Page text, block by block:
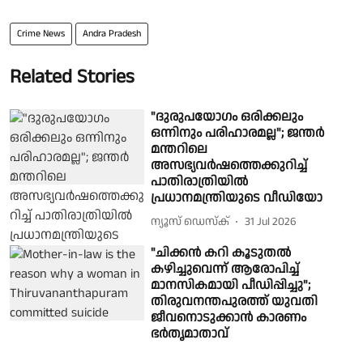
Crime News Andra Pradesh
Related Stories
"ദുരുപയോഗം ഒരിക്കലും
ഒന്നിനും പരിഹാരമല്ല"; ജന്തർ
മന്തറിലെ
അസഭ്യവർഷത്തെക്കുറിച്ച്
പാതിരാത്രിയിൽ
പ്രധാനമന്ത്രിയുടെ വീഡിയോ
ന്യൂസ് ഡെസ്ക് 31 Jul 2026
"ചിക്കൻ കറി കൂടുതൽ
കഴിച്ചുവെന്ന് ആരോപിച്ച്
മാനസികമായി പീഡിപ്പിച്ചു";
തിരുവനന്തപുരത്ത് യുവതി
ജീവനൊടുക്കാൻ കാരണം
ഭർതൃമാതാവ്